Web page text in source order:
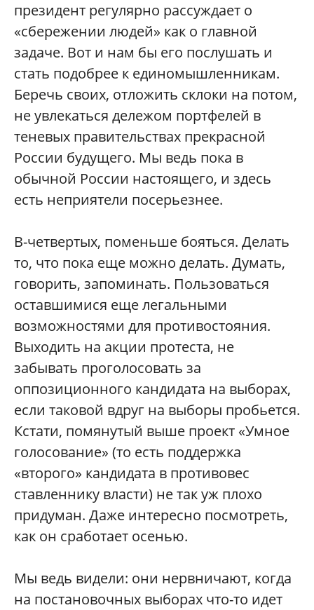
президент регулярно рассуждает о
«сбережении людей» как о главной
задаче. Вот и нам бы его послушать и
стать подобрее к единомышленникам.
Беречь своих, отложить склоки на потом,
не увлекаться дележом портфелей в
теневых правительствах прекрасной
России будущего. Мы ведь пока в
обычной России настоящего, и здесь
есть неприятели посерьезнее.
В-четвертых, поменьше бояться. Делать
то, что пока еще можно делать. Думать,
говорить, запоминать. Пользоваться
оставшимися еще легальными
возможностями для противостояния.
Выходить на акции протеста, не
забывать проголосовать за
оппозиционного кандидата на выборах,
если таковой вдруг на выборы пробьется.
Кстати, помянутый выше проект «Умное
голосование» (то есть поддержка
«второго» кандидата в противовес
ставленнику власти) не так уж плохо
придуман. Даже интересно посмотреть,
как он сработает осенью.
Мы ведь видели: они нервничают, когда
на постановочных выборах что-то идет